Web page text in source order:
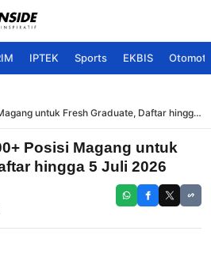
IPTEK Sports EKBIS
untuk Fresh Graduate, Daftar hingga
Posisi Magang untuk
hingga 5 Juli 2026